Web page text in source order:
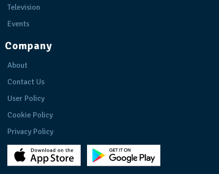
Television
Events
Company
About
Contact Us
User Policy
Cookie Policy
Privacy Policy